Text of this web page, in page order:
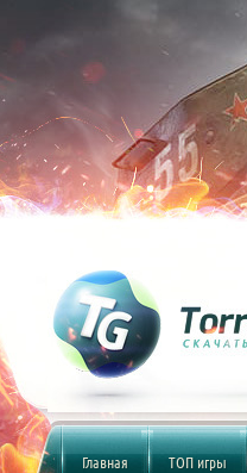
Главная ТОП игры